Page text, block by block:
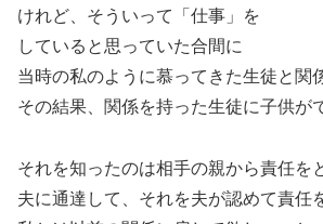
けれど、そういって「仕事」を
していると思っていた合間に
当時の私のように慕ってきた生徒と関
その結果、関係を持った生徒に子供が
それを知ったのは相手の親から責任を
夫に通達して、それを夫が認めて責任